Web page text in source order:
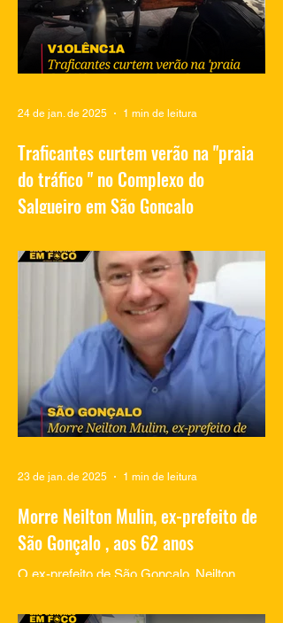
Traficantes curtem verão na "praia
do tráfico " no Complexo do
Salgueiro em São Gonçalo
mostram traficantes do Complexo do
Salgueiro, em São Gonçalo, aproveitando
momentos de lazer na...
24 de jan. de 2025 1 min de leitura
Morre Neilton Mulin, ex-prefeito de
São Gonçalo , aos 62 anos
O ex-prefeito de São Gonçalo, Neilton
62 anos, em um hospital no Rio de
23 de jan. de 2025 1 min de leitura